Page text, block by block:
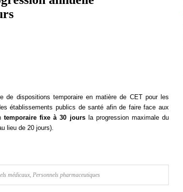
dispositions temporaire en matière de CET pour les
établissements publics de santé afin de faire face aux
temporaire fixe à 30 jours la progression maximale du
lieu de 20 jours).
médicaux Personnels pharmaceutiques